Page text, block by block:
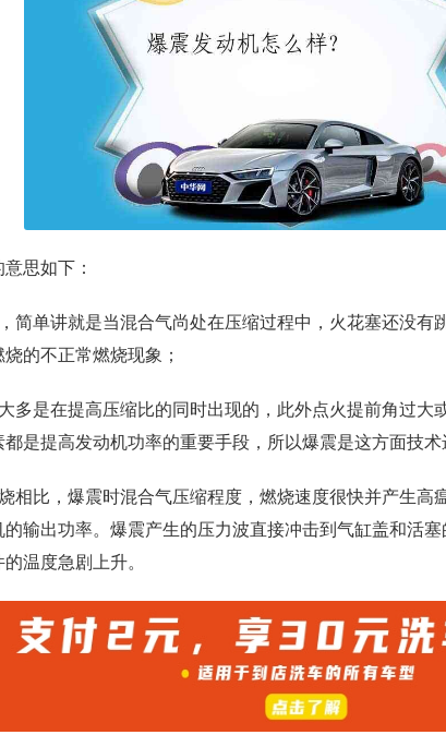
思如下：
简单讲就是当混合气尚处在压缩过程中，火花塞还没有
的不正常燃烧现象；
多是在提高压缩比的同时出现的，此外点火提前角过大
是提高发动机功率的重要手段，所以爆震是这方面技术
相比，爆震时混合气压缩程度，燃烧速度很快并产生高
输出功率。爆震产生的压力波直接冲击到气缸盖和活
温度急剧上升。